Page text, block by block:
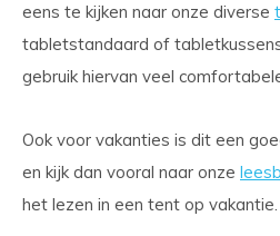
eens te kijken naar onze diverse
tabletstandaard of
gebruik hiervan veel
Ook voor vakanties is dit een
en kijk dan vooral naar onze
het lezen in een tent op vakantie.